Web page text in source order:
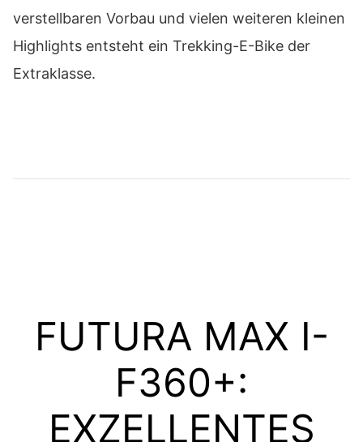
verstellbaren Vorbau und vielen weiteren kleinen
Highlights entsteht ein Trekking-E-Bike der
Extraklasse.
FUTURA MAX I-
F360+:
EXZELLENTES